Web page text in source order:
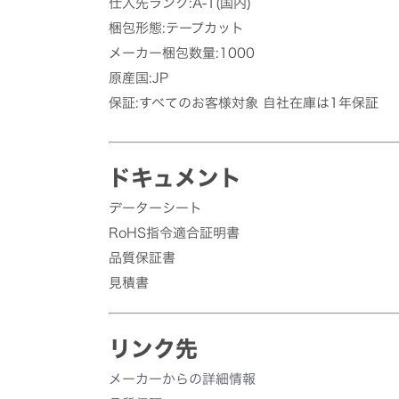
仕入先ランク:A-1(国内)
梱包形態:テープカット
メーカー梱包数量:1000
原産国:JP
保証:すべてのお客様対象 自社在庫は1年保証
ドキュメント
データーシート
RoHS指令適合証明書
品質保証書
見積書
リンク先
メーカーからの詳細情報